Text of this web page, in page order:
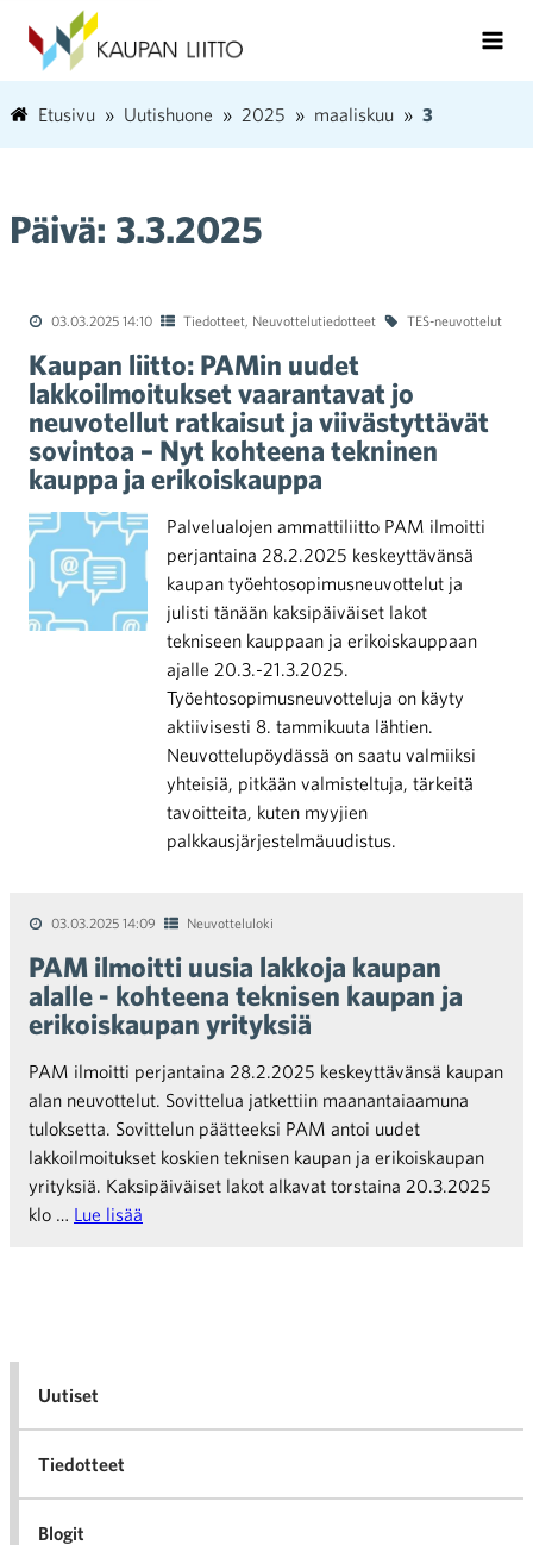
Etusivu Uutishuone 2025 maaliskuu 3
Päivä: 3.3.2025
03.03.2025 14:10 Tiedotteet, Neuvottelutiedotteet TES-neuvottelut
Kaupan liitto: PAMin uudet
lakkoilmoitukset vaarantavat jo
neuvotellut ratkaisut ja viivästyttävät
sovintoa – Nyt kohteena tekninen
kauppa ja erikoiskauppa
Palvelualojen ammattiliitto PAM ilmoitti
perjantaina 28.2.2025 keskeyttävänsä
kaupan työehtosopimusneuvottelut ja
julisti tänään kaksipäiväiset lakot
tekniseen kauppaan ja erikoiskauppaan
ajalle 20.3.-21.3.2025.
Työehtosopimusneuvotteluja on käyty
aktiivisesti 8. tammikuuta lähtien.
Neuvottelupöydässä on saatu valmiiksi
yhteisiä, pitkään valmisteltuja, tärkeitä
tavoitteita, kuten myyjien
palkkausjärjestelmäuudistus.
03.03.2025 14:09 Neuvotteluloki
PAM ilmoitti uusia lakkoja kaupan
alalle - kohteena teknisen kaupan ja
erikoiskaupan yrityksiä
PAM ilmoitti perjantaina 28.2.2025 keskeyttävänsä kaupan
alan neuvottelut. Sovittelua jatkettiin maanantaiaamuna
tuloksetta. Sovittelun päätteeksi PAM antoi uudet
lakkoilmoitukset koskien teknisen kaupan ja erikoiskaupan
yrityksiä. Kaksipäiväiset lakot alkavat torstaina 20.3.2025
klo … Lue lisää
Uutiset
Tiedotteet
Blogit